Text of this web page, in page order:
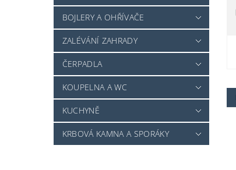
BOJLERY A OHŘÍVAČE
ZALÉVÁNÍ ZAHRADY
ČERPADLA
KOUPELNA A WC
KUCHYNĚ
KRBOVÁ KAMNA A SPORÁKY